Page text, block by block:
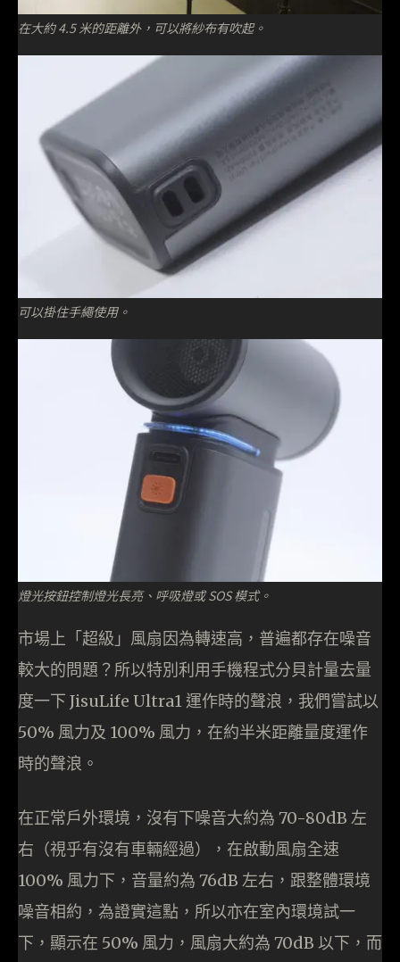
在大約 4.5 米的距離外，可以將紗布有吹起。
可以掛住手繩使用。
燈光按鈕控制燈光長亮、呼吸燈或 SOS 模式。
市場上「超級」風扇因為轉速高，普遍都存在噪音
較大的問題？所以特別利用手機程式分貝計量去量
度一下 JisuLife Ultra1 運作時的聲浪，我們嘗試以
50% 風力及 100% 風力，在約半米距離量度運作
時的聲浪。
在正常戶外環境，沒有下噪音大約為 70-80dB 左
右（視乎有沒有車輛經過），在啟動風扇全速
100% 風力下，音量約為 76dB 左右，跟整體環境
噪音相約，為證實這點，所以亦在室內環境試一
下，顯示在 50% 風力，風扇大約為 70dB 以下，而